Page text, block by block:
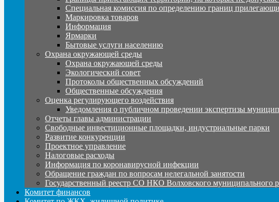
Специальная комиссия по определению границ
Маркировка товаров
Информация
Ярмарки
Бытовые услуги населению
Охрана окружающей среды
Охрана окружающей среды
Экологический совет
Протоколы общественных обсуждений
Общественные обсуждения
Оценка регулирующего воздействия
Уведомления о публичном проведении экспертизы
Отчеты главы администрации
Свободные инвестиционные площадки, индустриальные парки
Развитие конкуренции
Проектное управление
Налоговые расходы
Информация по коронавирусной инфекции
Обращение граждан по вопросам нелегальной занятости
Государственный реестр СО НКО Волховского муниципального
Комитет финансов